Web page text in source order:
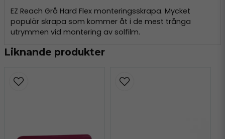
EZ Reach Grå Hard Flex monteringsskrapa. Mycket
populär skrapa som kommer åt i de mest trånga
utrymmen vid montering av solfilm.
Liknande produkter